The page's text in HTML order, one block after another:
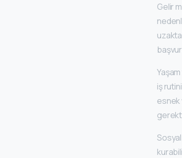
Gelir
iş
esnek